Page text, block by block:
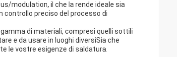
modulation, il che la rende ideale sia
preciso del processo di
di materiali, compresi quelli sottili
e da usare in luoghi diversiSia che
le vostre esigenze di saldatura.